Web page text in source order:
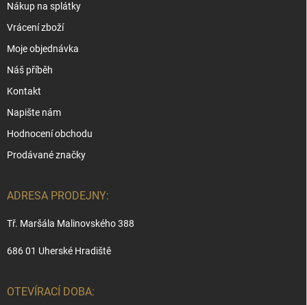
Nákup na splátky
Vrácení zboží
Moje objednávka
Náš příběh
Kontakt
Napište nám
Hodnocení obchodu
Prodávané značky
ADRESA PRODEJNY:
Tř. Maršála Malinovského 388
686 01 Uherské Hradiště
OTEVÍRACÍ DOBA: